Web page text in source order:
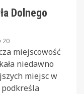
Dolnego
20
miejscowość
niedawno
miejsc w